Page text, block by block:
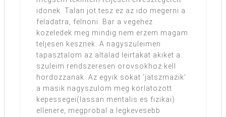
idonek. Talan jot tesz ez az ido megerni a
feladatra, felnoni. Bar a vegehez
kozeledek meg mindig nem erzem magam
teljesen kesznek. A nagyszuleimen
tapasztalom az altalad leirtakat akiket a
szuleim rendszeresen orovsokhoz kell
hordozzanak. Az egyik sokat ‘jatszmazik’
a masik nagyszulom meg korlatozott
kepessegei(lassan mentalis es fizikai)
ellenere, megprobal a legkevesebb